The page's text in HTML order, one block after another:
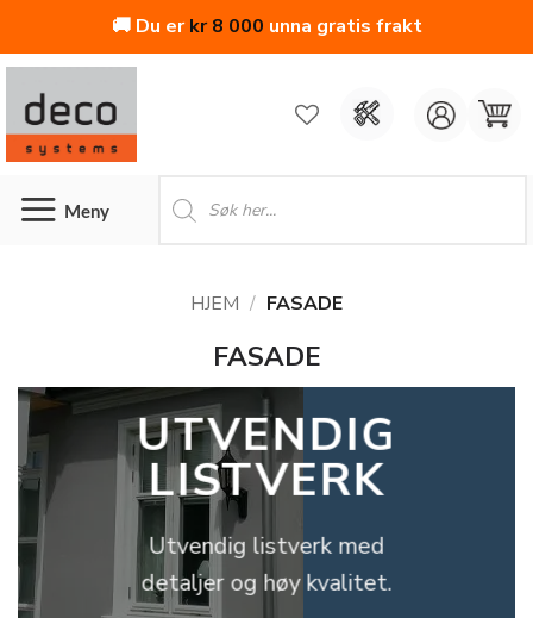
🚚 Du erkr8 000 unna gratis frakt
Skip
content
search
HJEM / FASADE
FASADE
UTVENDIG
LISTVERK
Utvendig listverk med
detaljer og høy kvalitet.